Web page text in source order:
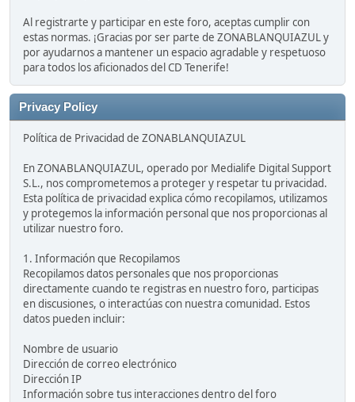
Al registrarte y participar en este foro, aceptas cumplir con
estas normas. ¡Gracias por ser parte de ZONABLANQUIAZUL y
por ayudarnos a mantener un espacio agradable y respetuoso
para todos los aficionados del CD Tenerife!
Privacy Policy
Política de Privacidad de ZONABLANQUIAZUL
En ZONABLANQUIAZUL, operado por Medialife Digital Support
S.L., nos comprometemos a proteger y respetar tu privacidad.
Esta política de privacidad explica cómo recopilamos, utilizamos
y protegemos la información personal que nos proporcionas al
utilizar nuestro foro.
1. Información que Recopilamos
Recopilamos datos personales que nos proporcionas
directamente cuando te registras en nuestro foro, participas
en discusiones, o interactúas con nuestra comunidad. Estos
datos pueden incluir:
Nombre de usuario
Dirección de correo electrónico
Dirección IP
Información sobre tus interacciones dentro del foro